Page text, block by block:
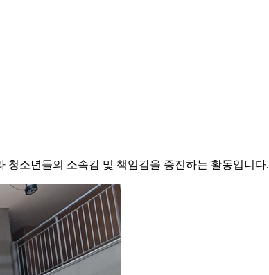
청소년들의 소속감 및 책임감을 증진하는 활동입니다.